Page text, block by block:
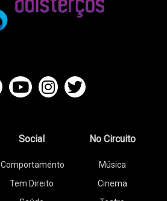
Social
Comportamento
Tem Direito
No Circuito
Música
Cinema